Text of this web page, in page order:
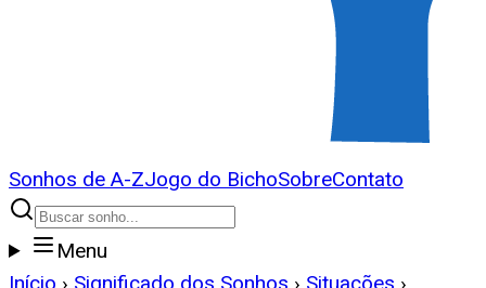
Sonhos de A-ZJogo do BichoSobreContato
Menu